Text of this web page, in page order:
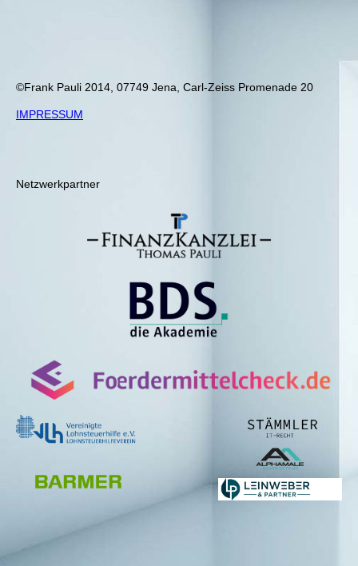
©Frank Pauli 2014, 07749 Jena, Carl-Zeiss Promenade 20
IMPRESSUM
Netzwerkpartner